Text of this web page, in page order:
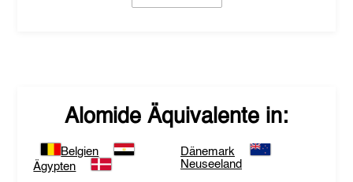
Alomide Äquivalente in:
Belgien
Ägypten
Dänemark
Neuseeland